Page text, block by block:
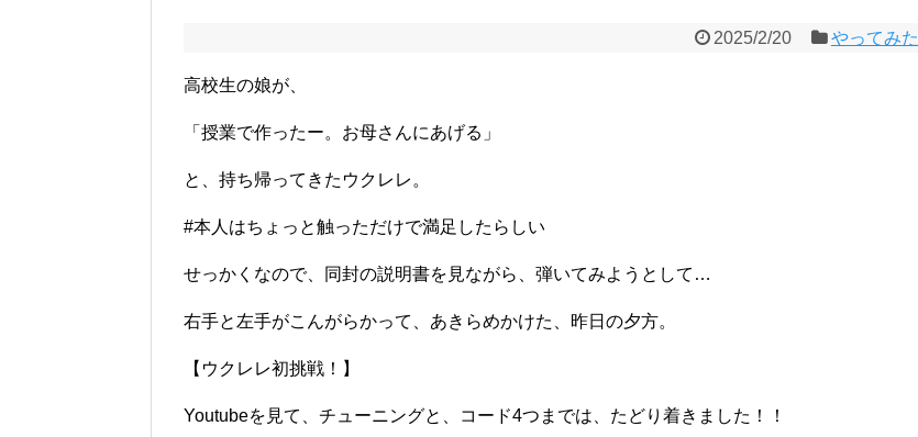
2025/2/20 やってみた
高校生の娘が、
「授業で作ったー。お母さんにあげる」
と、持ち帰ってきたウクレレ。
#本人はちょっと触っただけで満足したらしい
せっかくなので、同封の説明書を見ながら、弾いてみようとして…
右手と左手がこんがらかって、あきらめかけた、昨日の夕方。
【ウクレレ初挑戦！】
Youtubeを見て、チューニングと、コード4つまでは、たどり着きました！！